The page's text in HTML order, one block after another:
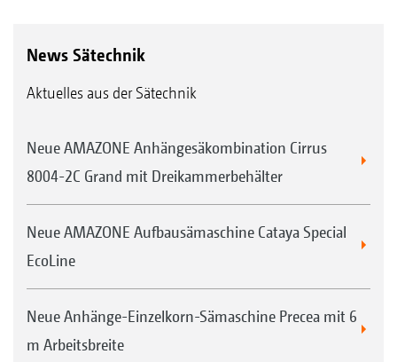
News Sätechnik
Aktuelles aus der Sätechnik
Neue AMAZONE Anhängesäkombination Cirrus
8004-2C Grand mit Dreikammerbehälter
Neue AMAZONE Aufbausämaschine Cataya Special
EcoLine
Neue Anhänge-Einzelkorn-Sämaschine Precea mit 6
m Arbeitsbreite